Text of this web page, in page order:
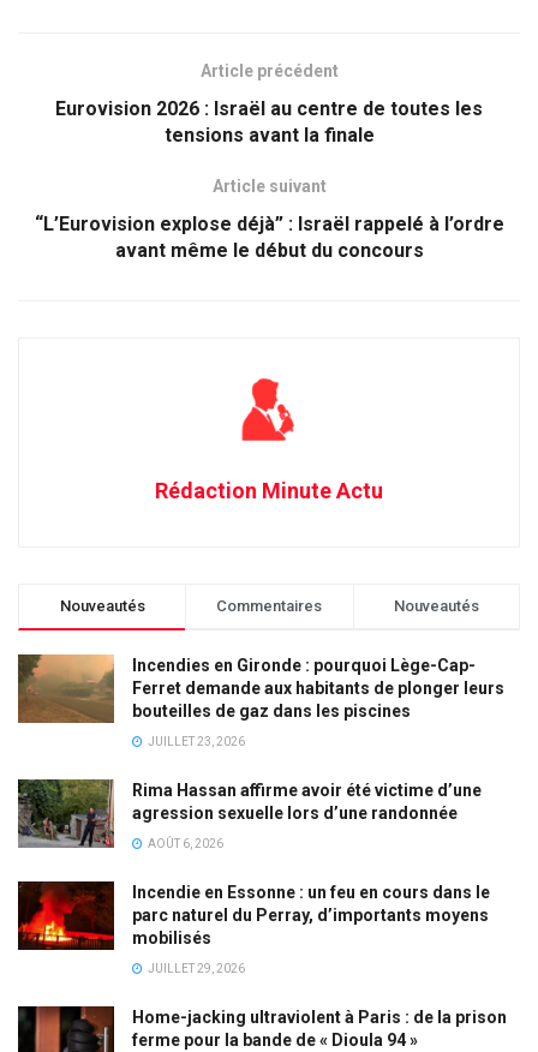
Article précédent
Eurovision 2026 : Israël au centre de toutes les
tensions avant la finale
Article suivant
“L’Eurovision explose déjà” : Israël rappelé à l’ordre
avant même le début du concours
Rédaction Minute Actu
Nouveautés Commentaires Nouveautés
Incendies en Gironde : pourquoi Lège-Cap-
Ferret demande aux habitants de plonger leurs
bouteilles de gaz dans les piscines
JUILLET 23, 2026
Rima Hassan affirme avoir été victime d’une
agression sexuelle lors d’une randonnée
AOÛT 6, 2026
Incendie en Essonne : un feu en cours dans le
parc naturel du Perray, d’importants moyens
mobilisés
JUILLET 29, 2026
Home-jacking ultraviolent à Paris : de la prison
ferme pour la bande de « Dioula 94 »